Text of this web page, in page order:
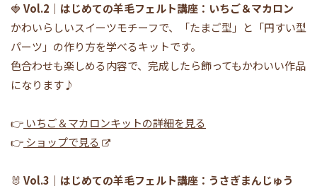
🍓Vol.2｜はじめての羊毛フェルト講座：いちご＆マカロン
かわいらしいスイーツモチーフで、「たまご型」と「円すい型
パーツ」の作り方を学べるキットです。
色合わせも楽しめる内容で、完成したら飾ってもかわいい作品
になります♪
👉 いちご＆マカロンキットの詳細を見る
👉ショップで見る
🐰 Vol.3｜はじめての羊毛フェルト講座：うさぎまんじゅう